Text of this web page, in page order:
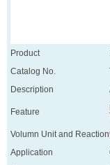
Product
Catalog No.
Description
Feature
Volumn Unit and Reaction
Application